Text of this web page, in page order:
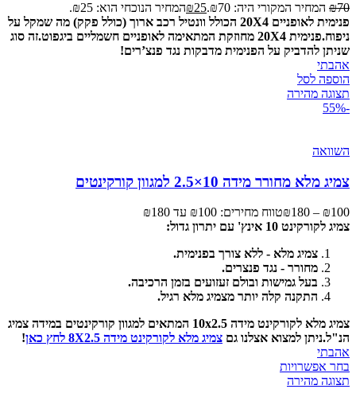
₪70 המחיר המקורי היה: ₪70. ₪25
המחיר הנוכחי הוא: ₪25.
פנימית לאופניים 20X4 הכולל וונטיל רכב ארוך (כולל פקק) מה שמקל על
ניפוח.פנימית 20X4 מחוזקת המתאימה לאופניים חשמליים ביגפוט.
זה סוג
שניתן להדביק על הפנימית מדבקות נגד פנצ’רים!
אהבתי
הוספה לסל
תצוגה מהירה
-55%
השוואה
צמיג מלא מחורר מידה 10×2.5 למגוון קורקינטים
₪100
–
₪180
טווח מחירים: ⁦₪100⁩ עד ⁦₪180⁩
צמיג לקורקינט 10 אינץ' עם יתרון גדול:
צמיג מלא - ללא צורך בפנימית.
מחורר - נגד פנצרים.
בעל גמישות ובולם זעזועים בזמן הרכיבה.
התקנה קלה יותר מצמיג מלא רגיל.
צמיג מלא לקורקינט מידה 10x2.5 המתאים למגוון קורקינטים במידה צמיג
הנ"ל.ניתן למצוא אצלנו גם צמיג מלא לקורקינט מידה 8X2.5 לחץ כאן
!
אהבתי
בחר אפשרויות
תצוגה מהירה